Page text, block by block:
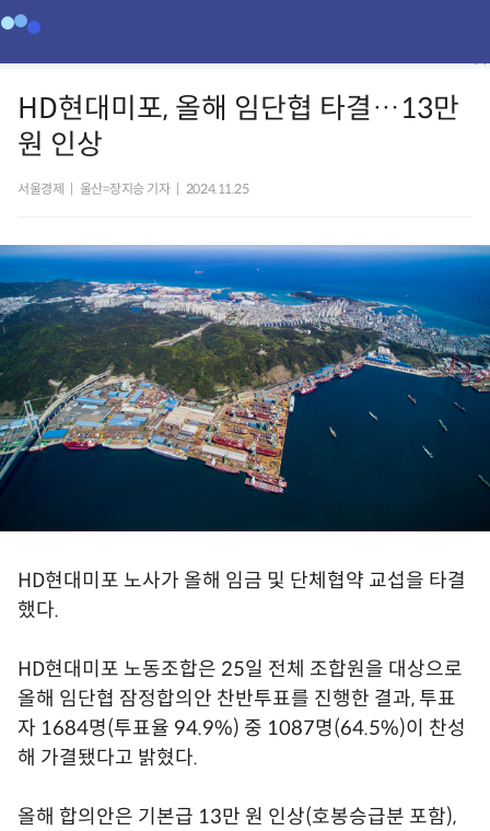
HD현대미포, 올해 임단협 타결…13만
원 인상
서울경제 울산=장지승 기자 2024.11.25
HD현대미포 노사가 올해 임금 및 단체협약 교섭을 타결
했다.
HD현대미포 노동조합은 25일 전체 조합원을 대상으로
올해 임단협 잠정합의안 찬반투표를 진행한 결과, 투표
자 1684명(투표율 94.9%) 중 1087명(64.5%)이 찬성
해 가결됐다고 밝혔다.
올해 합의안은 기본급 13만 원 인상(호봉승급분 포함),